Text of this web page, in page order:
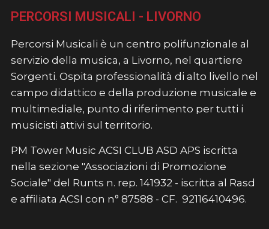
PERCORSI MUSICALI - LIVORNO
Percorsi Musicali è un centro polifunzionale al
servizio della musica, a Livorno, nel quartiere
Sorgenti. Ospita professionalità di alto livello nel
campo didattico e della produzione musicale e
multimediale, punto di riferimento per tutti i
musicisti attivi sul territorio.
PM Tower Music ACSI CLUB ASD APS iscritta
nella sezione "Associazioni di Promozione
Sociale" del Runts n. rep. 141932 - iscritta al Rasd
e affiliata ACSI con n° 87588 - CF. 92116410496.